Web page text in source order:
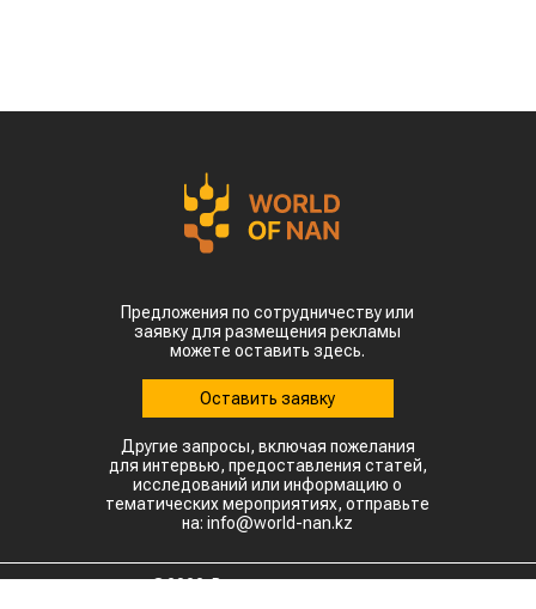
Предложения по сотрудничеству или
заявку для размещения рекламы
можете оставить здесь.
Оставить заявку
Другие запросы, включая пожелания
для интервью, предоставления статей,
исследований или информацию о
тематических мероприятиях, отправьте
на: info@world-nan.kz
©2022. Все права защищены.